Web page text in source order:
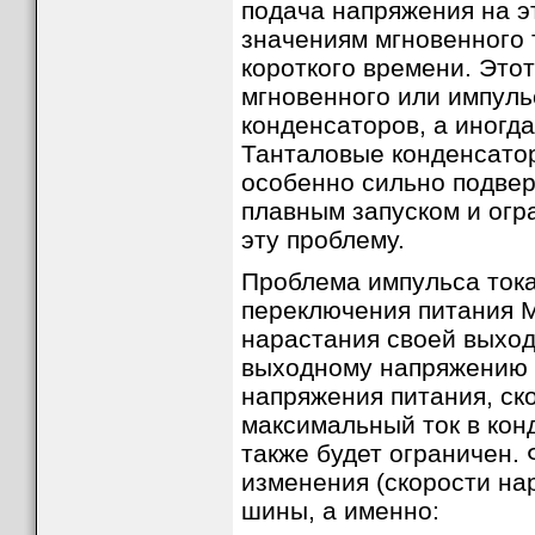
подача напряжения на
значениям
короткого времени.
мгновенного или
конденсаторов, а
Танталовые
особенно сильно
плавным запуском и
эту проблему.
Проблема импульса
переключения питания
нарастания своей
выходному напряжению
напряжения питания,
максимальный ток в
также будет ограничен.
изменения (скорости
шины, а именно:
Более подробно про защиту MOSFET-
MOSFETs" от компании Motorola.